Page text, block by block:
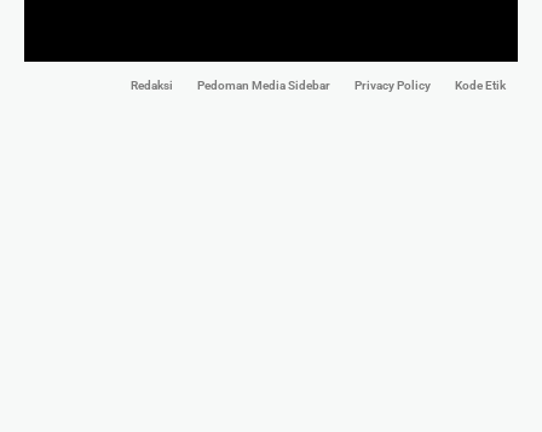
Redaksi Pedoman Media Sidebar Privacy Policy Kode Etik